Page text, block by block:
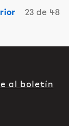
23 de 48
al boletín